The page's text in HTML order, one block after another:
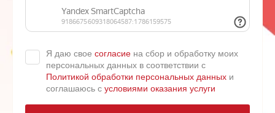
Я даю свое согласие на сбор и обработку моих
персональных данных в соответствии с
Политикой обработки персональных данных и
соглашаюсь с условиями оказания услуги